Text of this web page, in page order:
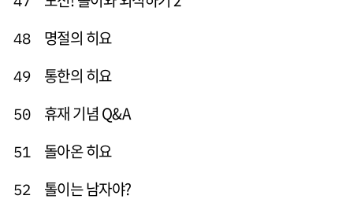
48 명절의 히요
49 통한의 히요
50 휴재 기념 Q&A
51 돌아온 히요
52 톨이는 남자야?